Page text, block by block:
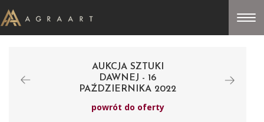
AUKCJA SZTUKI
DAWNEJ - 16
PAŹDZIERNIKA 2022
powrót do oferty